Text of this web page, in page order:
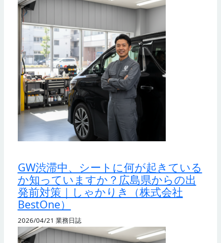
GW渋滞中、シートに何が起きている
か知っていますか？広島県からの出
発前対策｜しゃかりき（株式会社
BestOne）
2026/04/21 業務日誌